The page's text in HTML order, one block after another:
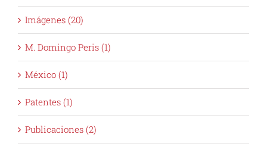
Imágenes (20)
M. Domingo Peris (1)
México (1)
Patentes (1)
Publicaciones (2)